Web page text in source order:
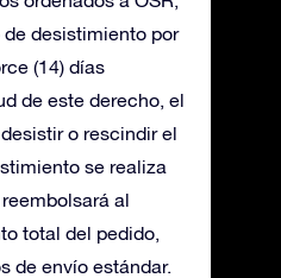
desistimiento por
(14) días
de este derecho, el
o rescindir el
se realiza
al
total del pedido,
de envío estándar.